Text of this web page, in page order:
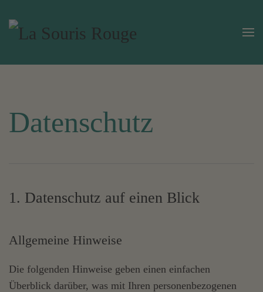
Zum Hauptinhalt springen
Datenschutz
1. Datenschutz auf einen Blick
Allgemeine Hinweise
Die folgenden Hinweise geben einen einfachen
Überblick darüber, was mit Ihren personenbezogenen